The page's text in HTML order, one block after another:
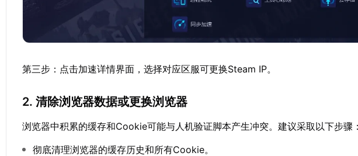
第三步：点击加速详情界面，选择对应区服可更换Steam IP。
2. 清除浏览器数据或更换浏览器
浏览器中积累的缓存和Cookie可能与人机验证脚本产生冲突。建议采取以下步骤
彻底清理浏览器的缓存历史和所有Cookie。